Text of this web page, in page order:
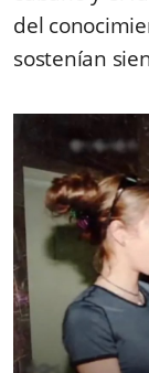
del
sostenían